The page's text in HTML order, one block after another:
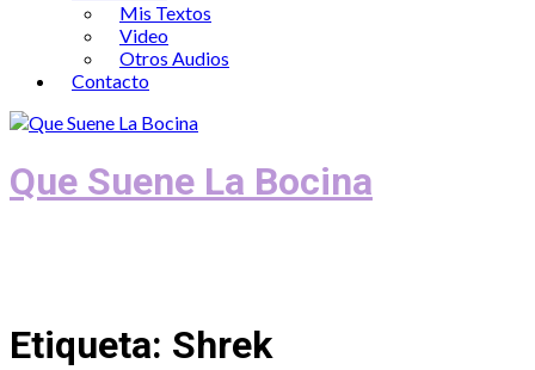
Mis Textos
Video
Otros Audios
Contacto
Que Suene La Bocina
Etiqueta: Shrek